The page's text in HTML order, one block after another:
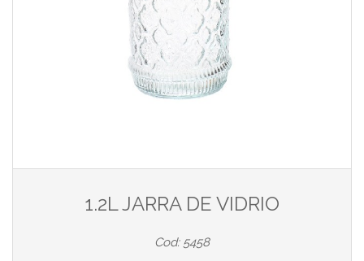
1.2L JARRA DE VIDRIO
Cod: 5458